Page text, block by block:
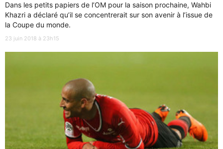
Dans les petits papiers de l’OM pour la saison prochaine, Wahbi
Khazri a déclaré qu’il se concentrerait sur son avenir à l’issue de
la Coupe du monde.
23 juin 2018 à 23h15